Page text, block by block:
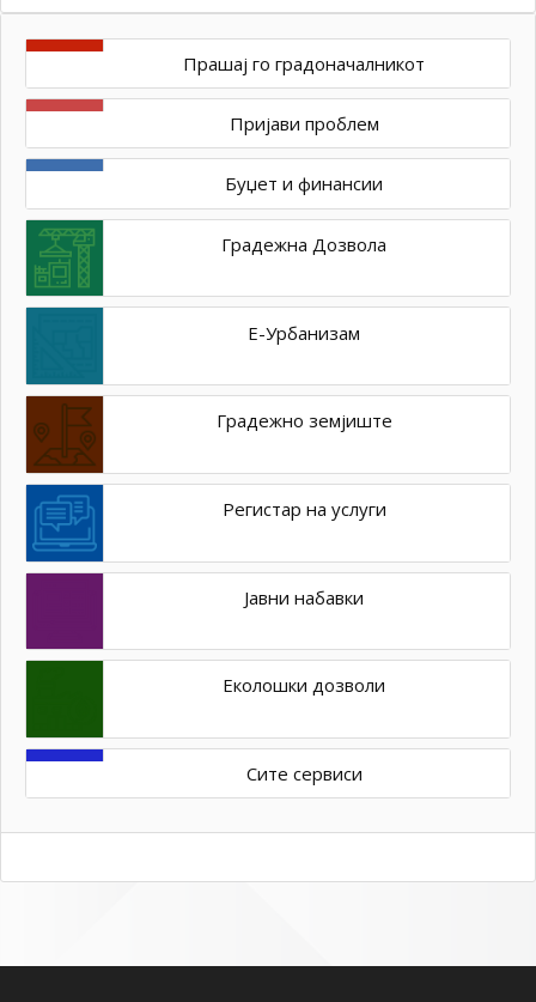
Прашај го градоначалникот
Пријави проблем
Буџет и финансии
Градежна Дозвола
Е-Урбанизам
Градежно земјиште
Регистар на услуги
Јавни набавки
Еколошки дозволи
Сите сервиси